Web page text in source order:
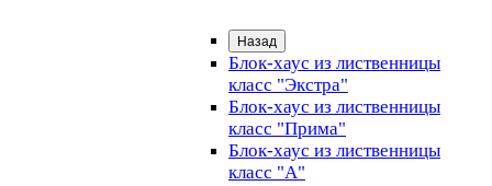
Назад
Блок-хаус из лиственницы
класс "Экстра"
Блок-хаус из лиственницы
класс "Прима"
Блок-хаус из лиственницы
класс "А"